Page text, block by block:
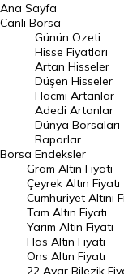
BIST 100 Hisseleri
En Çok Artan Hisseler
En Çok Düşen Hisseler
Hacmi Artanlar
Geçmiş Kapanışlar
Dünya Borsaları
Raporlar
Endeksler
DÖVİZ
Döviz Kuru
Ana Sayfa
Canlı Borsa
Borsa
Günün Özeti
Hisse Fiyatları
Artan Hisseler
Düşen Hisseler
Hacmi Artanlar
Adedi Artanlar
Dünya Borsaları
Raporlar
Endeksler
Gram Altın Fiyatı
Çeyrek Altın Fiyatı
Cumhuriyet Altını
Tam Altın Fiyatı
Yarım Altın Fiyatı
Has Altın Fiyatı
Ons Altın Fiyatı
22 Ayar Bilezik